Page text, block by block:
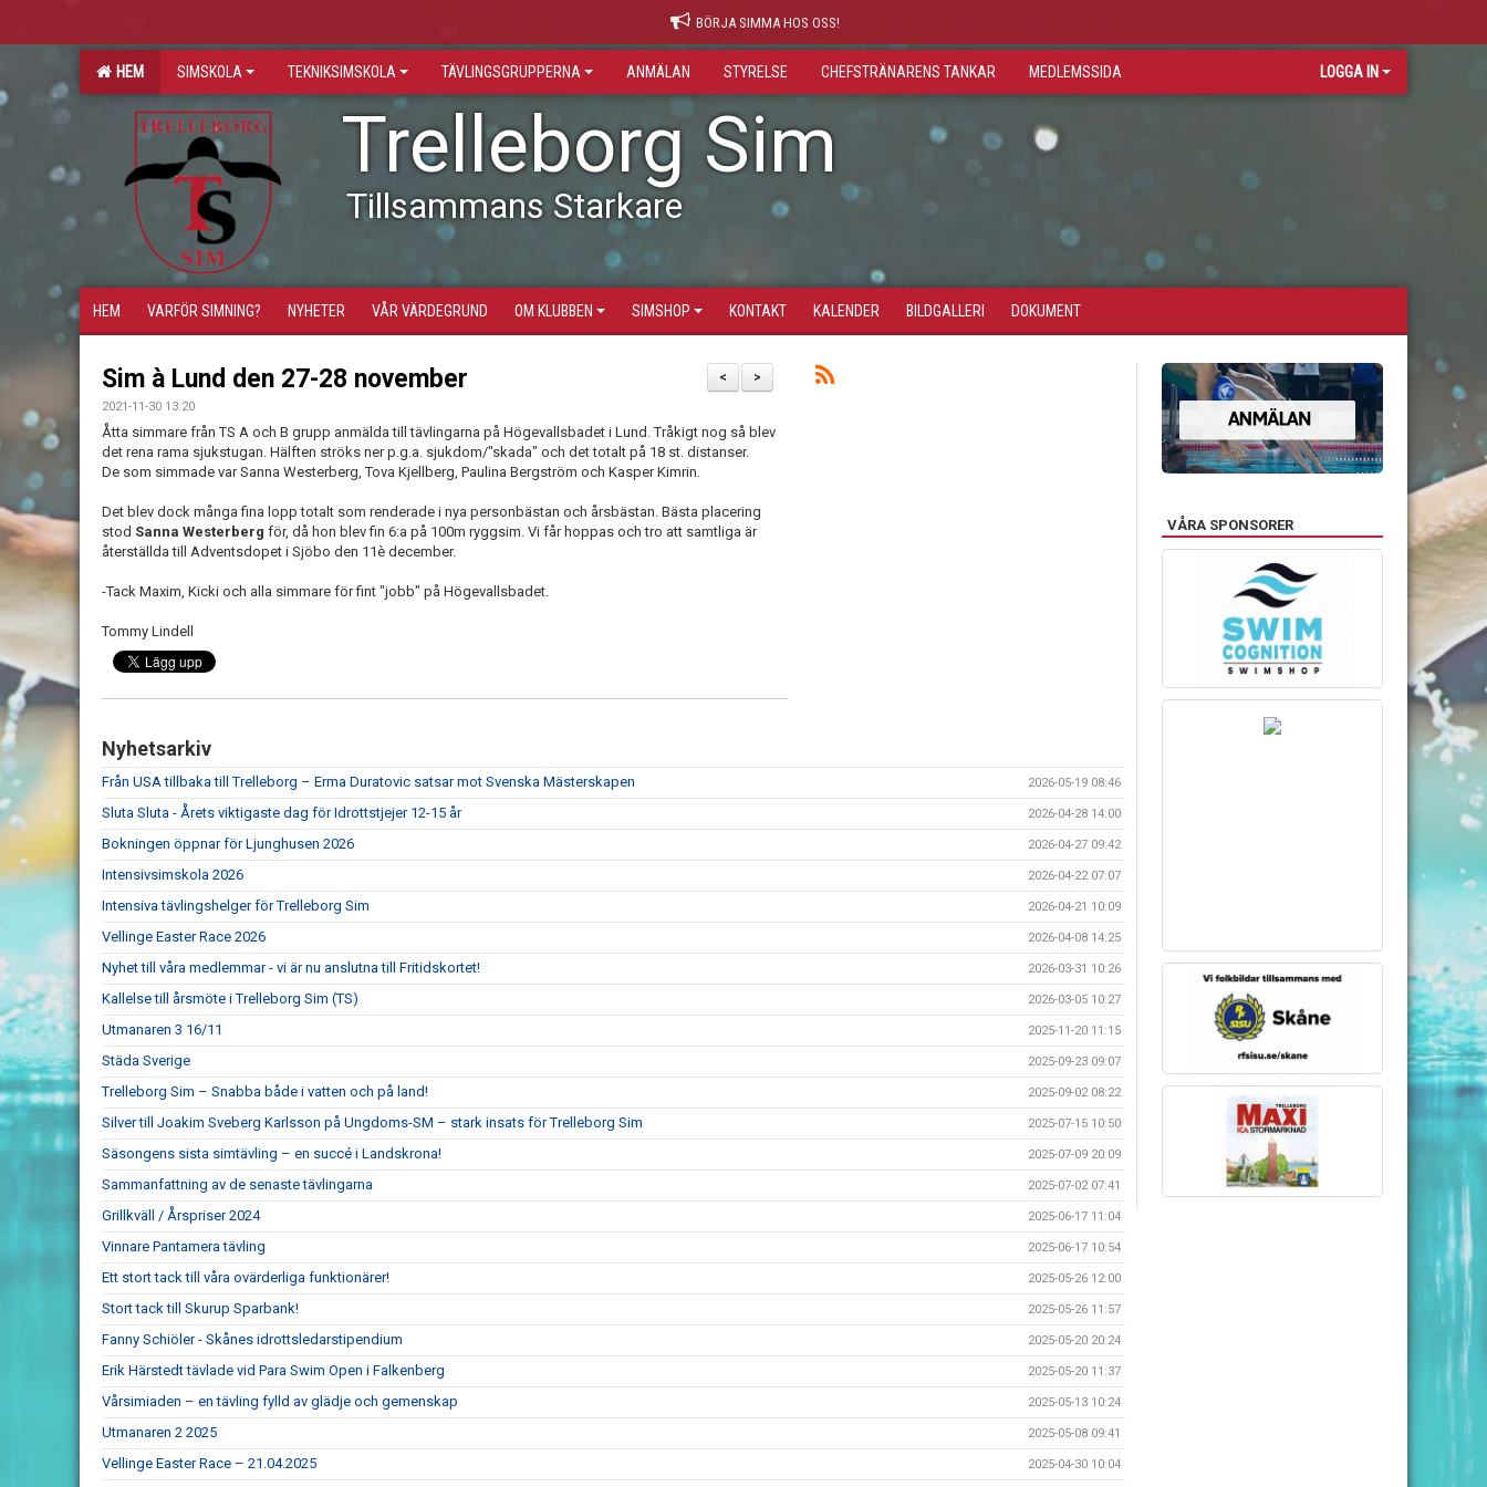
BÖRJA SIMMA HOS OSS!
HEM SIMSKOLA TEKNIKSIMSKOLA TÄVLINGSGRUPPERNA ANMÄLAN STYRELSE CHEFSTRÄNARENS TANKAR MEDLEMSSIDA LOGGA IN
Trelleborg Sim
Tillsammans Starkare
HEM VARFÖR SIMNING? NYHETER VÅR VÄRDEGRUND OM KLUBBEN SIMSHOP KONTAKT KALENDER BILDGALLERI DOKUMENT
>
<
Sim à Lund den 27-28 november
2021-11-30 13:20
Åtta simmare från TS A och B grupp anmälda till tävlingarna på Högevallsbadet i Lund. Tråkigt nog så blev
det rena rama sjukstugan. Hälften ströks ner p.g.a. sjukdom/"skada" och det totalt på 18 st. distanser.
De som simmade var Sanna Westerberg, Tova Kjellberg, Paulina Bergström och Kasper Kimrin.
Det blev dock många fina lopp totalt som renderade i nya personbästan och årsbästan. Bästa placering
stod Sanna Westerberg för, då hon blev fin 6:a på 100m ryggsim. Vi får hoppas och tro att samtliga är
återställda till Adventsdopet i Sjöbo den 11è december.
-Tack Maxim, Kicki och alla simmare för fint "jobb" på Högevallsbadet.
Tommy Lindell
Nyhetsarkiv
Från USA tillbaka till Trelleborg – Erma Duratovic satsar mot Svenska Mästerskapen 2026-05-19 08:46
Sluta Sluta - Årets viktigaste dag för Idrottstjejer 12-15 år 2026-04-28 14:00
Bokningen öppnar för Ljunghusen 2026 2026-04-27 09:42
Intensivsimskola 2026 2026-04-22 07:07
Intensiva tävlingshelger för Trelleborg Sim 2026-04-21 10:09
Vellinge Easter Race 2026 2026-04-08 14:25
Nyhet till våra medlemmar - vi är nu anslutna till Fritidskortet! 2026-03-31 10:26
Kallelse till årsmöte i Trelleborg Sim (TS) 2026-03-05 10:27
Utmanaren 3 16/11 2025-11-20 11:15
Städa Sverige 2025-09-23 09:07
Trelleborg Sim – Snabba både i vatten och på land! 2025-09-02 08:22
Silver till Joakim Sveberg Karlsson på Ungdoms-SM – stark insats för Trelleborg Sim 2025-07-15 10:50
Säsongens sista simtävling – en succé i Landskrona! 2025-07-09 20:09
Sammanfattning av de senaste tävlingarna 2025-07-02 07:41
Grillkväll / Årspriser 2024 2025-06-17 11:04
Vinnare Pantamera tävling 2025-06-17 10:54
Ett stort tack till våra ovärderliga funktionärer! 2025-05-26 12:00
Stort tack till Skurup Sparbank! 2025-05-26 11:57
Fanny Schiöler - Skånes idrottsledarstipendium 2025-05-20 20:24
Erik Härstedt tävlade vid Para Swim Open i Falkenberg 2025-05-20 11:37
Vårsimiaden – en tävling fylld av glädje och gemenskap 2025-05-13 10:24
Utmanaren 2 2025 2025-05-08 09:41
Vellinge Easter Race – 21.04.2025 2025-04-30 10:04
VÅRA SPONSORER